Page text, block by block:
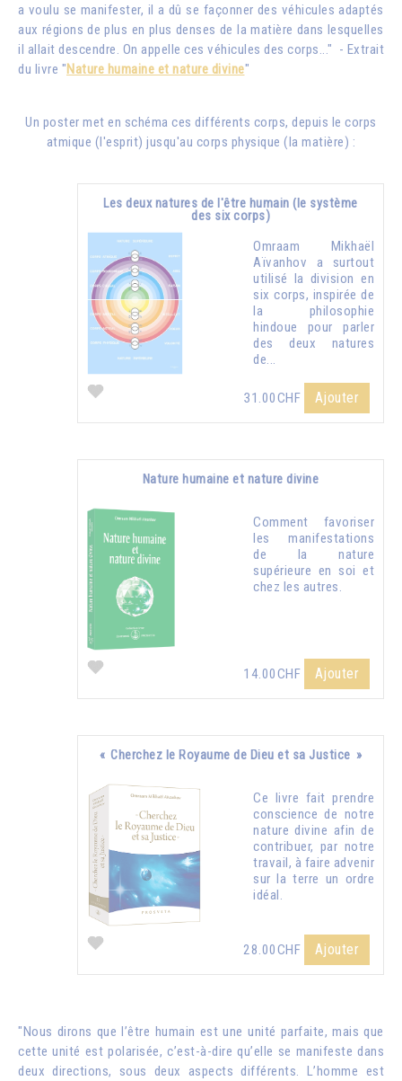
a voulu se manifester, il a dû se façonner des véhicules adaptés
aux régions de plus en plus denses de la matière dans lesquelles
il allait descendre. On appelle ces véhicules des corps..." - Extrait
du livre "Nature humaine et nature divine"
Un poster met en schéma ces différents corps, depuis le corps
atmique (l'esprit) jusqu'au corps physique (la matière) :
Les deux natures de l'être humain (le système
des six corps)
Omraam Mikhaël
Aïvanhov a surtout
utilisé la division en
six corps, inspirée de
la philosophie
hindoue pour parler
des deux natures
de...
31.00CHF Ajouter
Nature humaine et nature divine
Comment favoriser
les manifestations
de la nature
supérieure en soi et
chez les autres.
14.00CHF Ajouter
« Cherchez le Royaume de Dieu et sa Justice »
Ce livre fait prendre
conscience de notre
nature divine afin de
contribuer, par notre
travail, à faire advenir
sur la terre un ordre
idéal.
28.00CHF Ajouter
"Nous dirons que l’être humain est une unité parfaite, mais que
cette unité est polarisée, c’est-à-dire qu’elle se manifeste dans
deux directions, sous deux aspects différents. L’homme est